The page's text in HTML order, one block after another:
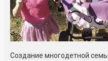
Создание многодетной